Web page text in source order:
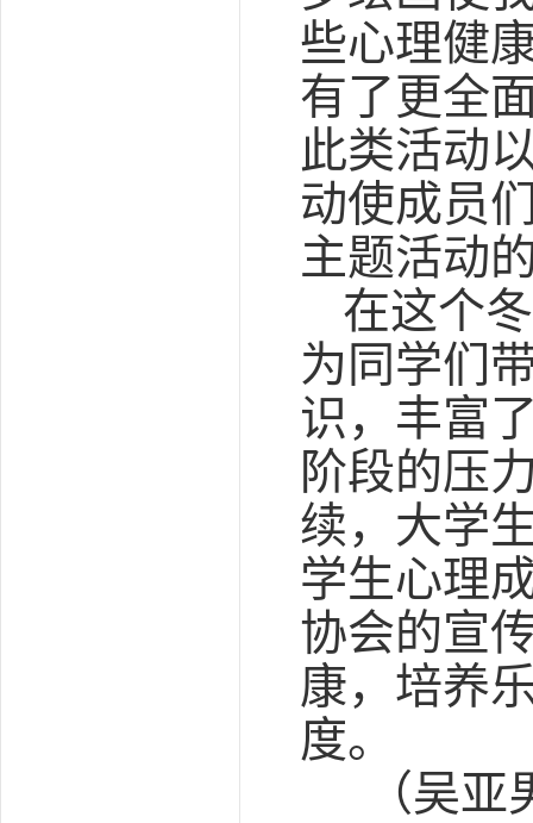
些心理健
有了更全
此类活动
动使成员
主题活动
在这个
为同学们
识，丰富
阶段的压
续，大学
学生心理
协会的宣
康，培养
度。
（吴